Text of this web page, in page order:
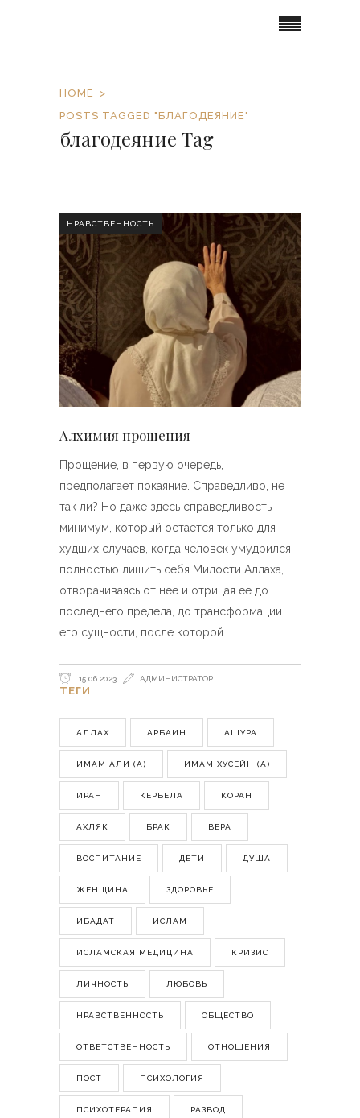
HOME
POSTS TAGGED "БЛАГОДЕЯНИЕ"
благодеяние Tag
НРАВСТВЕННОСТЬ
Алхимия прощения
Прощение, в первую очередь,
предполагает покаяние. Справедливо, не
так ли? Но даже здесь справедливость –
минимум, который остается только для
худших случаев, когда человек умудрился
полностью лишить себя Милости Аллаха,
отворачиваясь от нее и отрицая ее до
последнего предела, до трансформации
его сущности, после которой
15.06.2023 АДМИНИСТРАТОР
ТЕГИ
АЛЛАХ АРБАИН АШУРА
ИМАМ АЛИ (А) ИМАМ ХУСЕЙН (А)
ИРАН КЕРБЕЛА КОРАН
АХЛЯК БРАК ВЕРА
ВОСПИТАНИЕ ДЕТИ ДУША
ЖЕНЩИНА ЗДОРОВЬЕ
ИБАДАТ ИСЛАМ
ИСЛАМСКАЯ МЕДИЦИНА КРИЗИС
ЛИЧНОСТЬ ЛЮБОВЬ
НРАВСТВЕННОСТЬ ОБЩЕСТВО
ОТВЕТСТВЕННОСТЬ ОТНОШЕНИЯ
ПОСТ ПСИХОЛОГИЯ
ПСИХОТЕРАПИЯ РАЗВОД